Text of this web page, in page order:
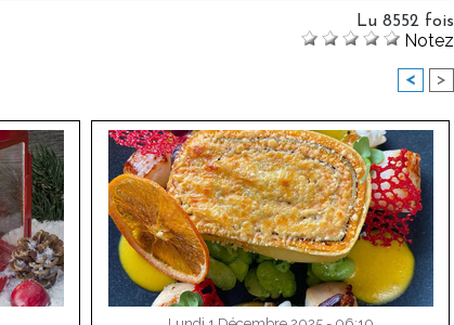
Lu 8552 fois
Notez
< >